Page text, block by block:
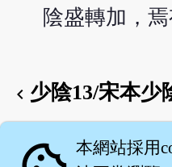
陰盛轉加，焉
chevron_left 少陰13/宋本少
English version
本網站採用